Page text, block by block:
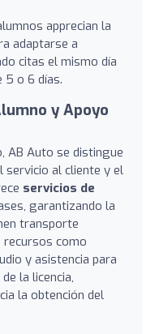
apprecian la
adaptarse a
citas el mismo día
5 o 6 días.
y Apoyo
AB Auto se distingue
al cliente y el
servicios de
garantizando la
transporte
recursos como
y asistencia para
la licencia,
la obtención del